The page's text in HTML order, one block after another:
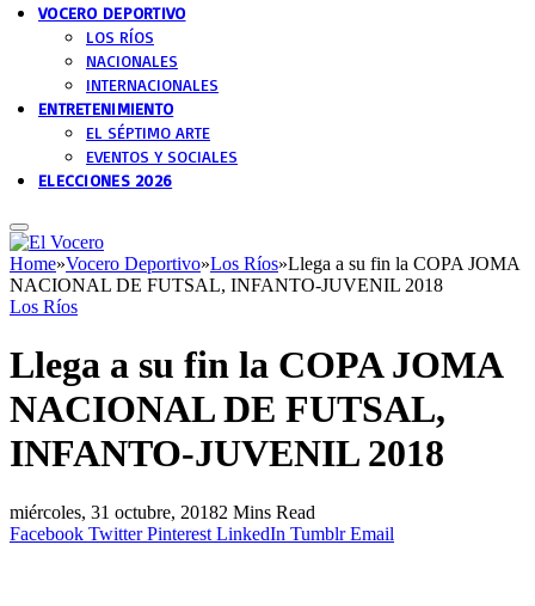
VOCERO DEPORTIVO
LOS RÍOS
NACIONALES
INTERNACIONALES
ENTRETENIMIENTO
EL SÉPTIMO ARTE
EVENTOS Y SOCIALES
ELECCIONES 2026
Home»Vocero Deportivo»Los Ríos»Llega a su fin la COPA JOMA
NACIONAL DE FUTSAL, INFANTO-JUVENIL 2018
Los Ríos
Llega a su fin la COPA JOMA
NACIONAL DE FUTSAL,
INFANTO-JUVENIL 2018
miércoles, 31 octubre, 20182 Mins Read
Facebook Twitter Pinterest LinkedIn Tumblr Email